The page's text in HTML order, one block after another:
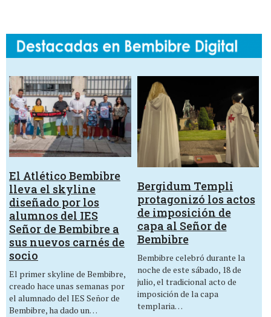
El Atlético Bembibre
lleva el skyline
diseñado por los
alumnos del IES
Señor de Bembibre a
sus nuevos carnés de
socio
El primer skyline de Bembibre,
creado hace unas semanas por
el alumnado del IES Señor de
Bembibre, ha dado un…
Bergidum Templi
protagonizó los actos
de imposición de
capa al Señor de
Bembibre
Bembibre celebró durante la
noche de este sábado, 18 de
julio, el tradicional acto de
imposición de la capa
templaria…